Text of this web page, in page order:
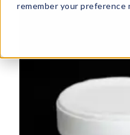
remember your preference